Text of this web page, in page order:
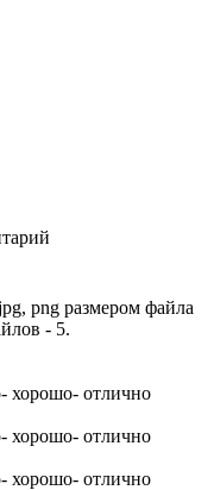
png размером файла
- 5.
- хорошо- отлично
- хорошо- отлично
- хорошо- отлично